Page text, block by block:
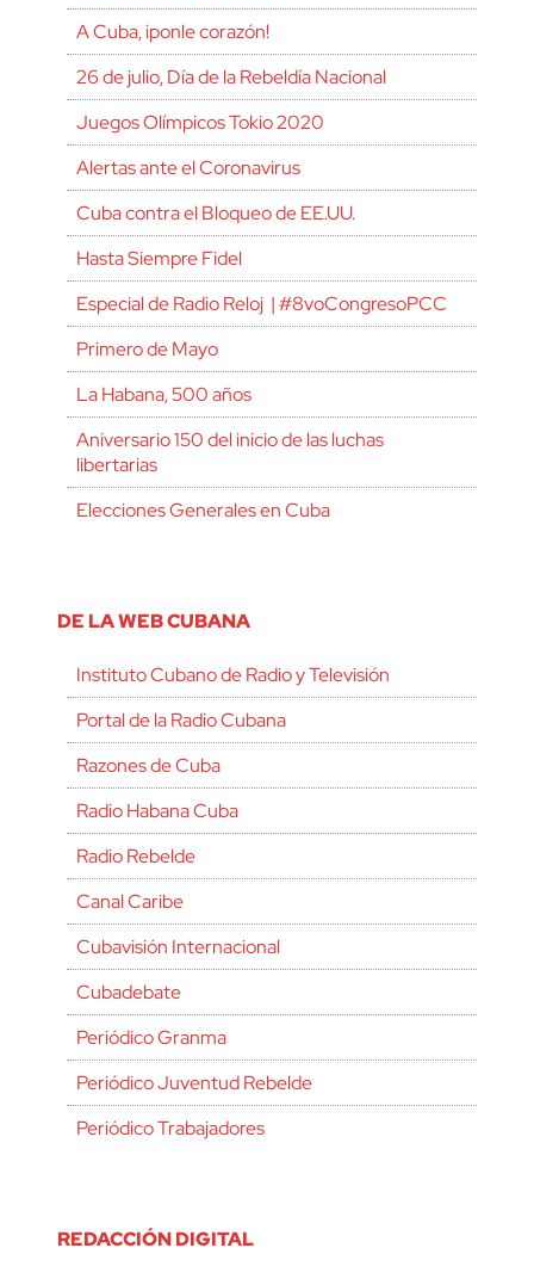
A Cuba, ¡ponle corazón!
26 de julio, Día de la Rebeldía Nacional
Juegos Olímpicos Tokio 2020
Alertas ante el Coronavirus
Cuba contra el Bloqueo de EE.UU.
Hasta Siempre Fidel
Especial de Radio Reloj | #8voCongresoPCC
Primero de Mayo
La Habana, 500 años
Aniversario 150 del inicio de las luchas
libertarias
Elecciones Generales en Cuba
DE LA WEB CUBANA
Instituto Cubano de Radio y Televisión
Portal de la Radio Cubana
Razones de Cuba
Radio Habana Cuba
Radio Rebelde
Canal Caribe
Cubavisión Internacional
Cubadebate
Periódico Granma
Periódico Juventud Rebelde
Periódico Trabajadores
REDACCIÓN DIGITAL